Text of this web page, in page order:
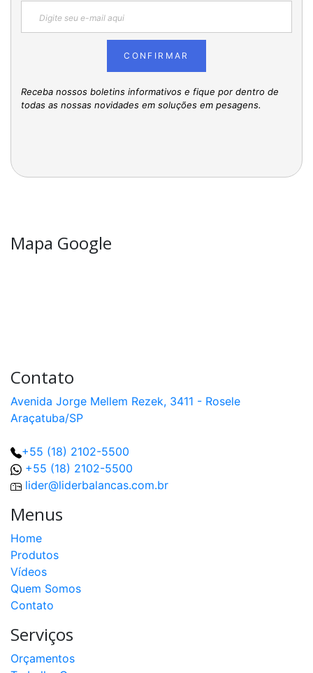
CONFIRMAR
Receba nossos boletins informativos e fique por dentro de
todas as nossas novidades em soluções em pesagens.
Mapa Google
Contato
Avenida Jorge Mellem Rezek, 3411 - Rosele
Araçatuba/SP
+55 (18) 2102-5500
+55 (18) 2102-5500
lider@liderbalancas.com.br
Menus
Home
Produtos
Vídeos
Quem Somos
Contato
Serviços
Orçamentos